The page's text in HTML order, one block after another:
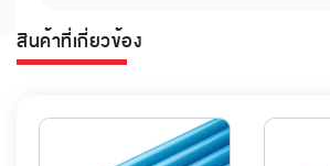
สินค้าที่เกี่ยวข้อง